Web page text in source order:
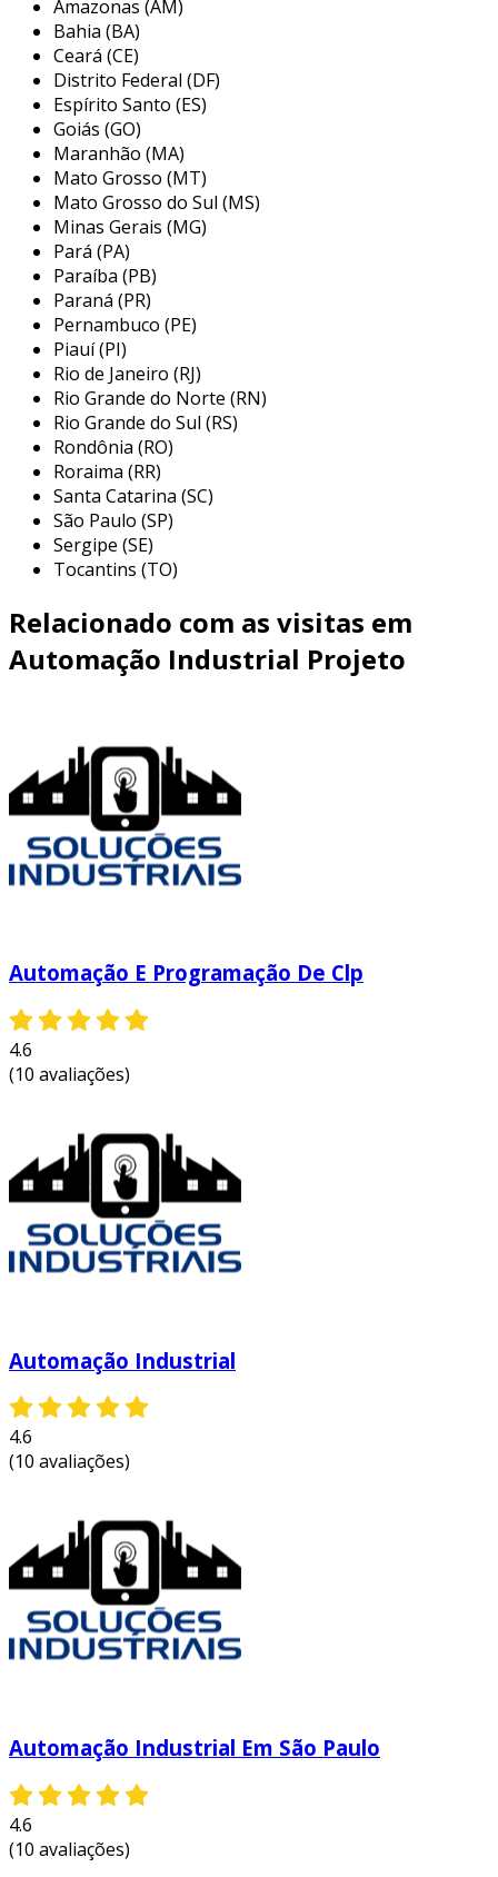
Amazonas (AM)
Bahia (BA)
Ceará (CE)
Distrito Federal (DF)
Espírito Santo (ES)
Goiás (GO)
Maranhão (MA)
Mato Grosso (MT)
Mato Grosso do Sul (MS)
Minas Gerais (MG)
Pará (PA)
Paraíba (PB)
Paraná (PR)
Pernambuco (PE)
Piauí (PI)
Rio de Janeiro (RJ)
Rio Grande do Norte (RN)
Rio Grande do Sul (RS)
Rondônia (RO)
Roraima (RR)
Santa Catarina (SC)
São Paulo (SP)
Sergipe (SE)
Tocantins (TO)
Relacionado com as visitas em
Automação Industrial Projeto
Automação E Programação De Clp
4.6
(10 avaliações)
Automação Industrial
4.6
(10 avaliações)
Automação Industrial Em São Paulo
4.6
(10 avaliações)